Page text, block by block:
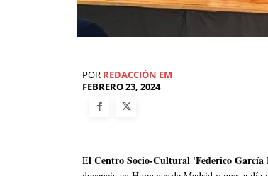
POR REDACCIÓN EM
FEBRERO 23, 2024
El Centro Socio-Cultural 'Federico García